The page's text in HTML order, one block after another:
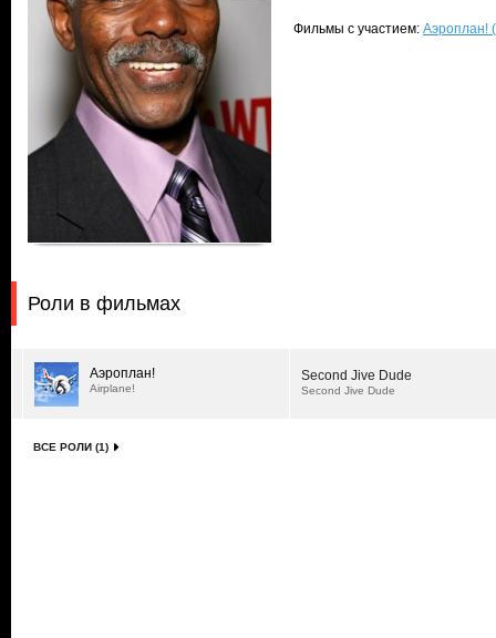
Фильмы с участием: Аэроплан!
Роли в фильмах
Аэроплан!
Airplane!
Second Jive Dude
Second Jive Dude
ВСЕ РОЛИ (1)